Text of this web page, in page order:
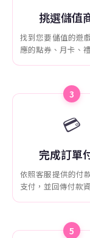
挑選儲值
找到您要儲值的遊
應的點券、月卡、
3
💳
完成訂單
依照客服提供的付
支付，並回傳付款
5